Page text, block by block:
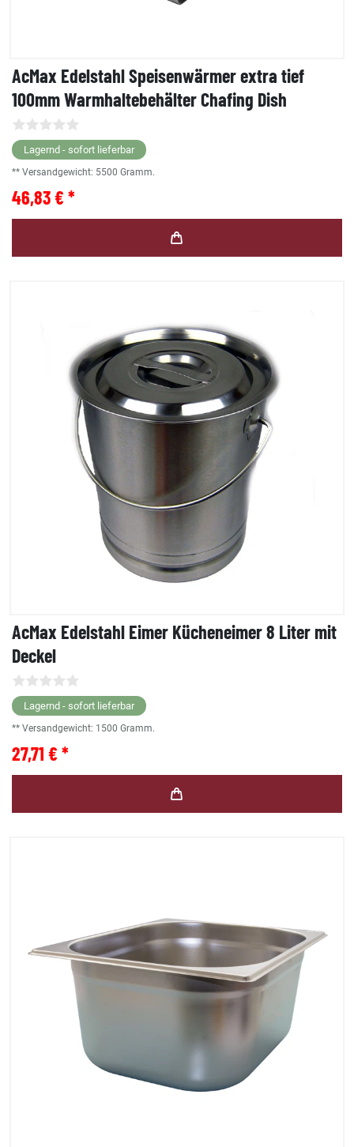
AcMax Edelstahl Speisenwärmer extra tief
100mm Warmhaltebehälter Chafing Dish
Lagernd - sofort lieferbar
** Versandgewicht: 5500 Gramm.
46,83 € *
AcMax Edelstahl Eimer Kücheneimer 8 Liter mit
Deckel
Lagernd - sofort lieferbar
** Versandgewicht: 1500 Gramm.
27,71 € *